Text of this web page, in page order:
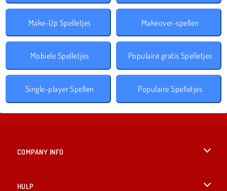
Make-Up Spelletjes Makeover-spellen
Mobiele Spelletjes Populaire gratis Spelletjes
Single-player Spellen Populaire Spelletjes
COMPANY INFO
HULP